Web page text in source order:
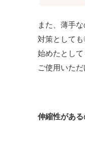
また、薄手
対策として
始めたとし
ご使用いただ
伸縮性がある